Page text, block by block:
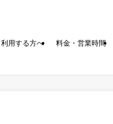
用する方へ 料金・営業時間